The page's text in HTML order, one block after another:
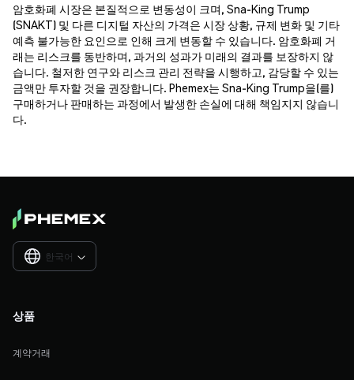
암호화폐 시장은 본질적으로 변동성이 크며, Sna-King Trump
(SNAKT) 및 다른 디지털 자산의 가격은 시장 상황, 규제 변화 및 기타
예측 불가능한 요인으로 인해 크게 변동할 수 있습니다. 암호화폐 거
래는 리스크를 동반하며, 과거의 성과가 미래의 결과를 보장하지 않
습니다. 철저한 연구와 리스크 관리 전략을 시행하고, 감당할 수 있는
금액만 투자할 것을 권장합니다. Phemex는 Sna-King Trump을(를)
구매하거나 판매하는 과정에서 발생한 손실에 대해 책임지지 않습니
다.
한국어 
상품
계약거래